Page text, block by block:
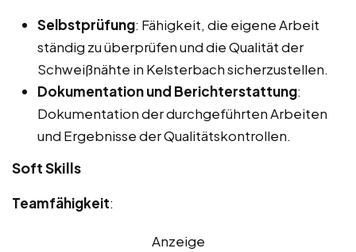
Selbstprüfung: Fähigkeit, die eigene Arbeit
ständig zu überprüfen und die Qualität der
Schweißnähte in Kelsterbach sicherzustellen.
Dokumentation und Berichterstattung:
Dokumentation der durchgeführten Arbeiten
und Ergebnisse der Qualitätskontrollen.
Soft Skills
Teamfähigkeit:
Anzeige